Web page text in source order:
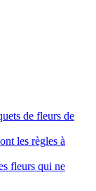
de fleurs de
les règles à
fleurs qui ne